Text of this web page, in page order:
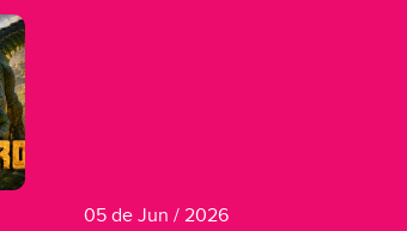
05 de Jun / 2026